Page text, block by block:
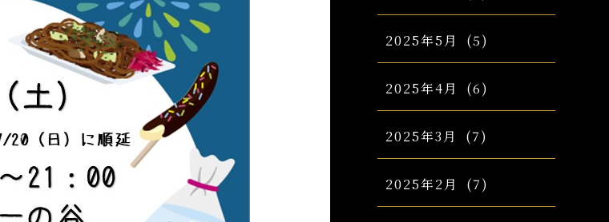
2025年5月 (5)
2025年4月 (6)
2025年3月 (7)
2025年2月 (7)